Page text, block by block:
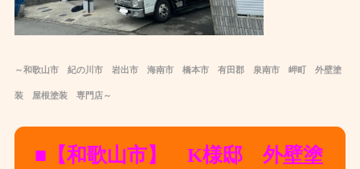
～和歌山市 紀の川市 岩出市 海南市 橋本市 有田郡 泉南市 岬町 外壁塗
装 屋根塗装 専門店～
■【和歌山市】 K様邸 外壁塗